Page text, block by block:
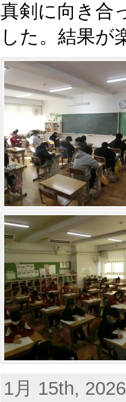
真剣に向き合
した。結果が
1月 15th,